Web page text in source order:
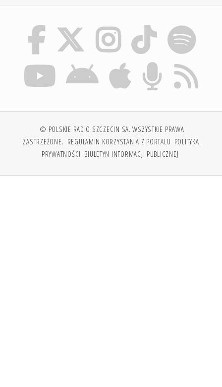
© POLSKIE RADIO SZCZECIN SA. WSZYSTKIE PRAWA
ZASTRZEŻONE. REGULAMIN KORZYSTANIA Z PORTALU POLITYKA
PRYWATNOŚCI BIULETYN INFORMACJI PUBLICZNEJ